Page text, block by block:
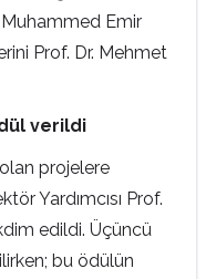
Emir
Prof. Dr. Mehmet
verildi
projelere
Yardımcısı Prof.
edildi. Üçüncü
bu ödülün